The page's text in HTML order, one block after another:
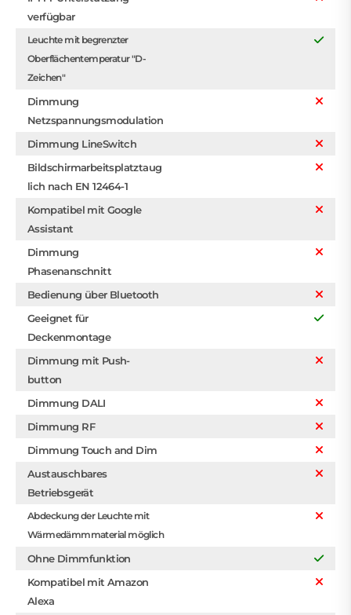
verfügbar
Leuchte mit begrenzter
Oberflächentemperatur "D-
Zeichen"
Dimmung
Netzspannungsmodulation
Dimmung LineSwitch
Bildschirmarbeitsplatztaug
lich nach EN 12464-1
Kompatibel mit Google
Assistant
Dimmung
Phasenanschnitt
Bedienung über Bluetooth
Geeignet für
Deckenmontage
Dimmung mit Push-
button
Dimmung DALI
Dimmung RF
Dimmung Touch and Dim
Austauschbares
Betriebsgerät
Abdeckung der Leuchte mit
Wärmedämmmaterial möglich
Ohne Dimmfunktion
Kompatibel mit Amazon
Alexa